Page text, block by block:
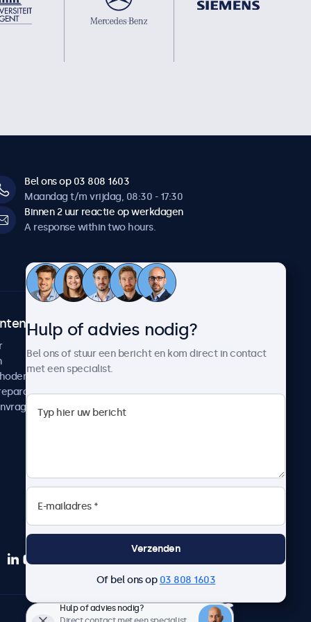
Bel ons op 03 808 1603
Maandag t/m vrijdag, 08:30 - 17:30
Binnen 2 uur reactie op werkdagen
A response within two hours.
Over Beetronics
Werken bij Beetronics
Algemene voorwaarden
Nederlands
Hulp of advies nodig?
Bel ons of stuur een bericht en kom direct in contact
met een specialist.
Verzenden
Of bel ons op 03 808 1603
Hulp of advies nodig?